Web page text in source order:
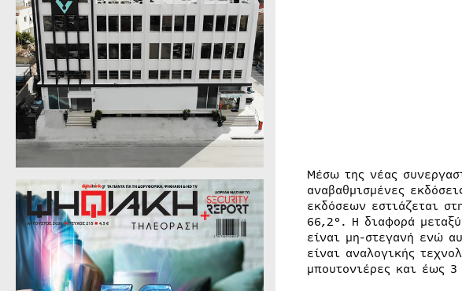
Μέσω της νέας
αναβαθμισμένες
εκδόσεων εστιάζεται
66,2°. Η διαφορά
είναι μη-στεγανή ενώ
είναι αναλογικής
μπουτονιέρες και έως